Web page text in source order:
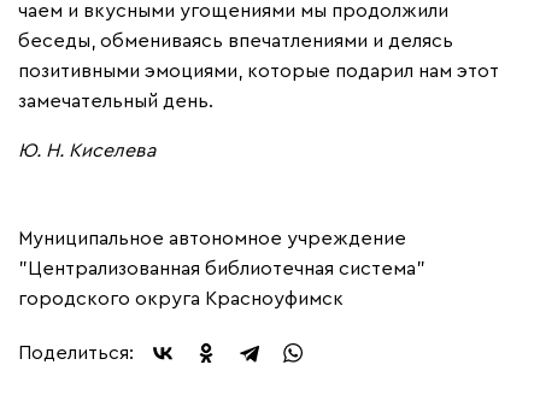
чаем и вкусными угощениями мы продолжили
беседы, обмениваясь впечатлениями и делясь
позитивными эмоциями, которые подарил нам этот
замечательный день.
Ю. Н. Киселева
Муниципальное автономное учреждение
"Централизованная библиотечная система"
городского округа Красноуфимск
Поделиться: